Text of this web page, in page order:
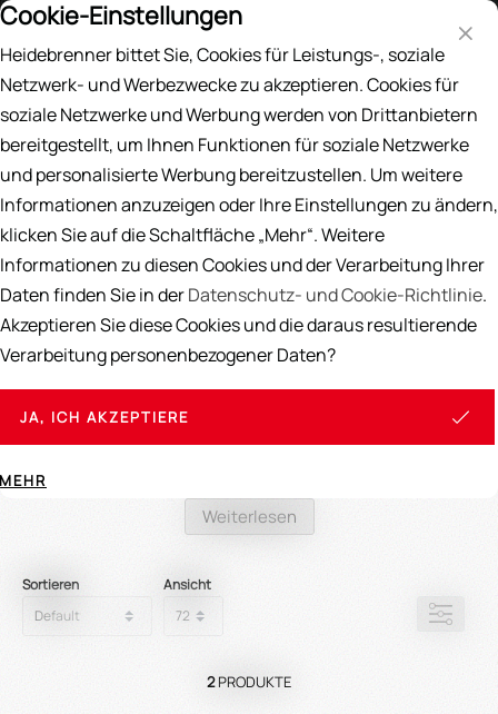
Preisliste
Suche
Home / GASBRENNER /Brenntische
Brennertische
Brenntische sind in der modernen Gastronomie
unverzichtbar, besonders wenn es um das Flambieren
und Ablammen von Speisen geht. Diese speziellen Tische
sind aus hitzebeständigem Material gefertigt und
ermöglichen es Küchenchefs, Speisen direkt vor den
Augen der Gäste spektakulär zu veredeln. Heidebrenner
und L, um unterschiedliche Bedürfnisse und
Raumverhältnisse in professionellen Küchen zu erfüllen.
Weiterlesen
Sortieren Ansicht
2PRODUKTE
Cookie-Einstellungen
Heidebrenner bittet Sie, Cookies für Leistungs-, soziale
Netzwerk- und Werbezwecke zu akzeptieren. Cookies für
soziale Netzwerke und Werbung werden von Drittanbietern
bereitgestellt, um Ihnen Funktionen für soziale Netzwerke
und personalisierte Werbung bereitzustellen. Um weitere
Informationen anzuzeigen oder Ihre Einstellungen zu ändern,
klicken Sie auf die Schaltfläche „Mehr“. Weitere
Informationen zu diesen Cookies und der Verarbeitung Ihrer
Daten finden Sie in derDatenschutz- und Cookie-Richtlinie.
Akzeptieren Sie diese Cookies und die daraus resultierende
Verarbeitung personenbezogener Daten?
JA, ICH AKZEPTIERE
MEHR